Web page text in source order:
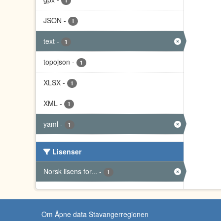
JSON - 1
text - 1
topojson - 1
XLSX - 1
XML - 1
yaml - 1
Lisenser
Norsk lisens for... - 1
Om Åpne data Stavangerregionen